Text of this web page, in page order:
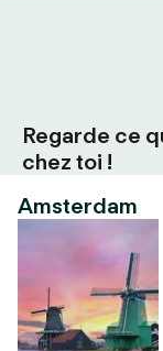
Regarde ce
chez toi !
Amsterdam